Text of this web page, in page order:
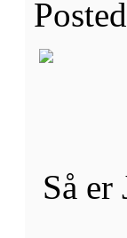
Så